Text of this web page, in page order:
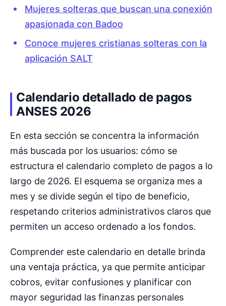
Mujeres solteras que buscan una conexión
apasionada con Badoo
Conoce mujeres cristianas solteras con la
aplicación SALT
Calendario detallado de pagos
ANSES 2026
En esta sección se concentra la información
más buscada por los usuarios: cómo se
estructura el calendario completo de pagos a lo
largo de 2026. El esquema se organiza mes a
mes y se divide según el tipo de beneficio,
respetando criterios administrativos claros que
permiten un acceso ordenado a los fondos.
Comprender este calendario en detalle brinda
una ventaja práctica, ya que permite anticipar
cobros, evitar confusiones y planificar con
mayor seguridad las finanzas personales